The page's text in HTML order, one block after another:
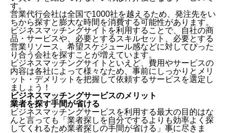
す。
営業代行会社は全国で1000社を越えるため、発注先をい
ちから探すと膨大な時間を消費する可能性があります。
ビジネスマッチングサイトを利用することで、自社の商
品・サービスや、必要とするスキルセット、必要とする
営業リソース、希望スケジュール感などに対してぴった
り合う会社を探すことが増えています。
ビジネスマッチングサイトといえど、費用やサービスの
内容は各社によって様々なため、事前にしっかりとメリ
ット・デメリットを把握して依頼するサービスを選定し
ましょう！
ビジネスマッチングサービスのメリット
業者を探す手間が省ける
ビジネスマッチングサービスを利用する最大の目的はな
んと言っても「業者探しを自分でするよりも効率よく探
してくれるため業者探しの手間が省ける」事に尽きま